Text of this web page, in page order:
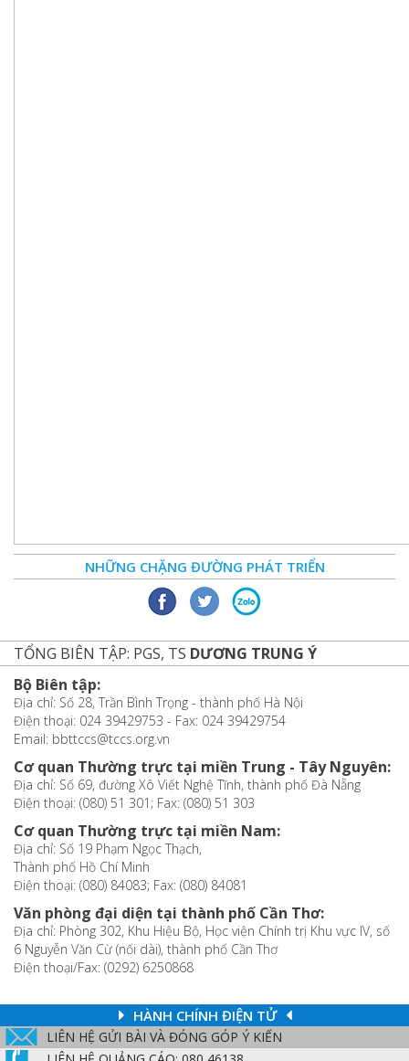
NHỮNG CHẶNG ĐƯỜNG PHÁT TRIỂN
TỔNG BIÊN TẬP: PGS, TS DƯƠNG TRUNG Ý
Bộ Biên tập:
Địa chỉ: Số 28, Trần Bình Trọng - thành phố Hà Nội
Điện thoại: 024 39429753 - Fax: 024 39429754
Email: bbttccs@tccs.org.vn
Cơ quan Thường trực tại miền Trung - Tây Nguyên:
Địa chỉ: Số 69, đường Xô Viết Nghệ Tĩnh, thành phố Đà Nẵng
Điện thoại: (080) 51 301; Fax: (080) 51 303
Cơ quan Thường trực tại miền Nam:
Địa chỉ: Số 19 Phạm Ngọc Thạch,
Thành phố Hồ Chí Minh
Điện thoại: (080) 84083; Fax: (080) 84081
Văn phòng đại diện tại thành phố Cần Thơ:
Địa chỉ: Phòng 302, Khu Hiệu Bộ, Học viện Chính trị Khu vực IV, số
6 Nguyễn Văn Cừ (nối dài), thành phố Cần Thơ
Điện thoại/Fax: (0292) 6250868
HÀNH CHÍNH ĐIỆN TỬ
LIÊN HỆ GỬI BÀI VÀ ĐÓNG GÓP Ý KIẾN